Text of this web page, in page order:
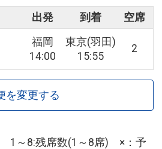
出発 到着 空席
福岡
14:00
東京(羽田)
15:55
2
を変更する
1～8:残席数(1～8席) ×：予